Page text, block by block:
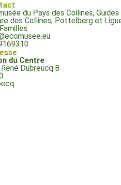
du Pays des Collines, Guides
des Collines, Pottelberg et
du Centre
René Dubreucq 8